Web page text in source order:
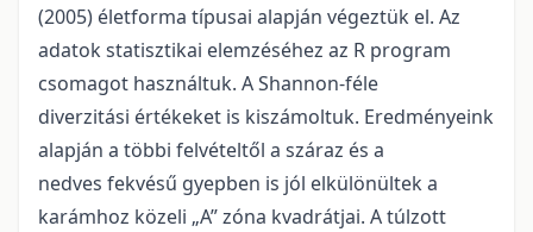
(2005) életforma típusai alapján végeztük el. Az
adatok statisztikai elemzéséhez az R program
csomagot használtuk. A Shannon-féle
diverzitási értékeket is kiszámoltuk. Eredményeink
alapján a többi felvételtől a száraz és a
nedves fekvésű gyepben is jól elkülönültek a
karámhoz közeli „A” zóna kvadrátjai. A túlzott